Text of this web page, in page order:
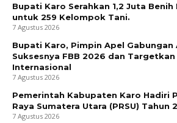
Bupati Karo Serahkan 1,2 Juta
untuk 259 Kelompok Tani.
7 Agustus 2026
Bupati Karo, Pimpin Apel Gabungan
Suksesnya FBB 2026 dan Targetkan
Internasional
7 Agustus 2026
Pemerintah Kabupaten Karo Hadiri
Raya Sumatera Utara (PRSU) Tahun
7 Agustus 2026